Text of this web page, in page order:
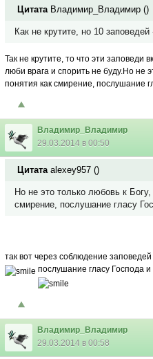
Цитата Владимир_Владимир ()
Как не крутите, но 10
Так не крутите, то что эти заповеди
люби врага и спорить не буду.Но не
понятия как смирение, послушание
Владимир_Владимир
29.03.2014 в 00:50
Цитата alexey957 ()
Но не это только любовь к Богу,
смирение, послушание гласу
так вот через соблюдение
послушание гласу Господа и
Владимир_Владимир
29.03.2014 в 00:58